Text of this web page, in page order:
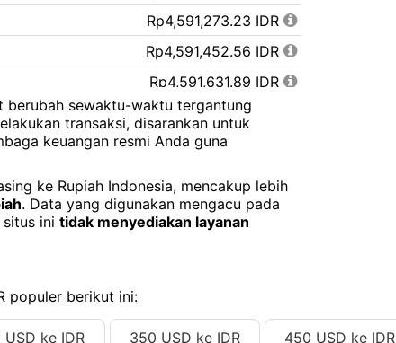
Rp4,591,273.23 IDR
Rp4,591,452.56 IDR
Rp4,591,631.89 IDR
Rp4,591,811.22 IDR
Rp4,591,990.56 IDR
Rp4,592,349.22 IDR
Rp4,592,528.55 IDR
Rp4,593,066.55 IDR
sewaktu-waktu tergantung
transaksi, disarankan untuk
keuangan resmi Anda guna
ke Rupiah Indonesia, mencakup lebih
. Data yang digunakan mengacu pada
ini tidak menyediakan layanan
populer berikut ini:
USD ke IDR 350 USD ke IDR 450 USD ke IDR